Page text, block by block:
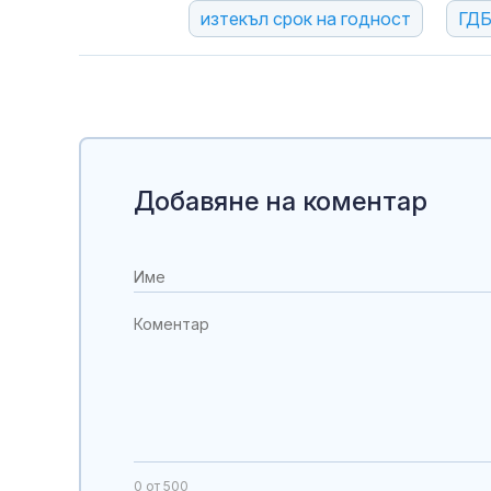
изтекъл срок на годност
Добавяне на коментар
0 от 500